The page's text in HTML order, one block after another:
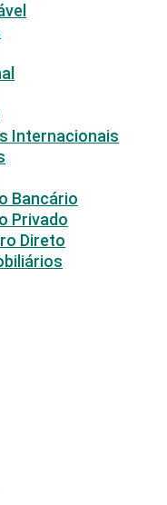
Internacionais
Bancário
Privado
Direto